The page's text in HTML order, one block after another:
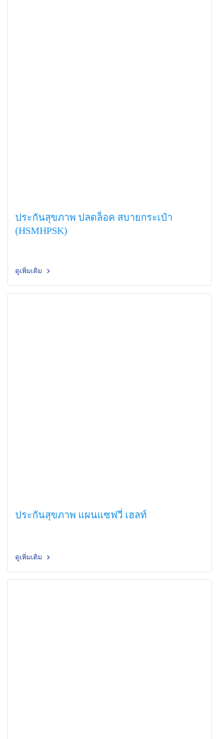
ประกันสุขภาพ ปลดล็อค สบายกระเป๋า
(HSMHPSK)
ดูเพิ่มเติม
ประกันสุขภาพ แผนแซฟวี่ เฮลท์
ดูเพิ่มเติม